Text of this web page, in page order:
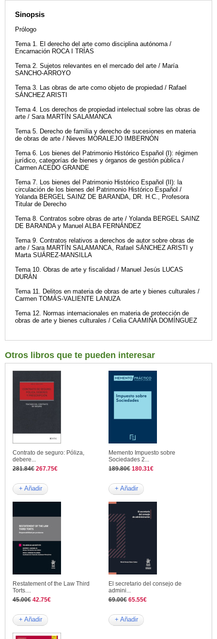
Sinopsis
Prólogo
Tema 1. El derecho del arte como disciplina autónoma /
Encarnación ROCA I TRÍAS
Tema 2. Sujetos relevantes en el mercado del arte / María
SANCHO-ARROYO
Tema 3. Las obras de arte como objeto de propiedad / Rafael
SÁNCHEZ ARISTI
Tema 4. Los derechos de propiedad intelectual sobre las obras de
arte / Sara MARTÍN SALAMANCA
Tema 5. Derecho de familia y derecho de sucesiones en materia
de obras de arte / Nieves MORALEJO IMBERNÓN
Tema 6. Los bienes del Patrimonio Histórico Español (I): régimen
jurídico, categorías de bienes y órganos de gestión pública /
Carmen ACEDO GRANDE
Tema 7. Los bienes del Patrimonio Histórico Español (II): la
circulación de los bienes del Patrimonio Histórico Español /
Yolanda BERGEL SAINZ DE BARANDA, DR. H.C., Profesora
Titular de Derecho
Tema 8. Contratos sobre obras de arte / Yolanda BERGEL SAINZ
DE BARANDA y Manuel ALBA FERNÁNDEZ
Tema 9. Contratos relativos a derechos de autor sobre obras de
arte / Sara MARTÍN SALAMANCA, Rafael SÁNCHEZ ARISTI y
Marta SUÁREZ-MANSILLA
Tema 10. Obras de arte y fiscalidad / Manuel Jesús LUCAS
DURÁN
Tema 11. Delitos en materia de obras de arte y bienes culturales /
Carmen TOMÁS-VALIENTE LANUZA
Tema 12. Normas internacionales en materia de protección de
obras de arte y bienes culturales / Celia CAAMIÑA DOMÍNGUEZ
Otros libros que te pueden interesar
Contrato de seguro: Póliza,
debere...
281.84€ 267.75€
+ Añadir
Memento Impuesto sobre
Sociedades 2...
189.80€ 180.31€
+ Añadir
Restatement of the Law Third
Torts....
45.00€ 42.75€
+ Añadir
El secretario del consejo de
admini...
69.00€ 65.55€
+ Añadir